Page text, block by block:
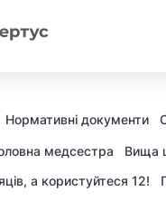
Нормативні документи
медсестра
Вища
а користуйтеся 12!